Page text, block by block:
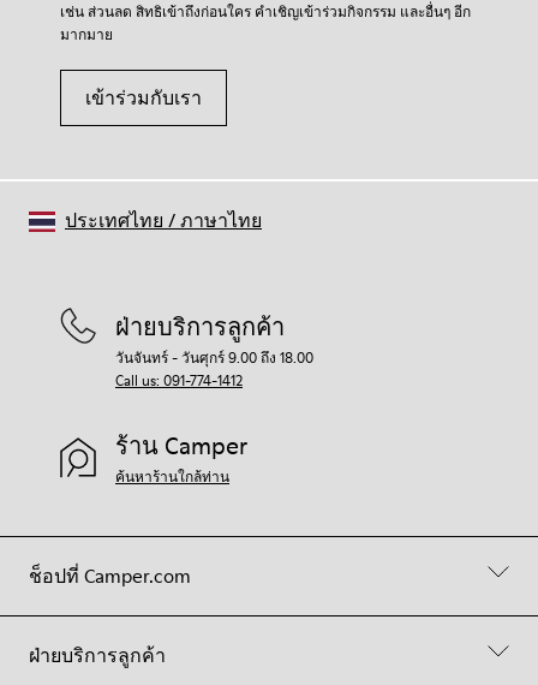
เช่น ส่วนลด สิทธิเข้าถึงก่อนใคร คำเชิญเข้าร่วมกิจกรรม และอื่นๆ อีก
มากมาย
เข้าร่วมกับเรา
ช็อปที่ Camper.com
ฝ่ายบริการลูกค้า
ฝ่ายบริการลูกค้า
วันจันทร์ - วันศุกร์ 9.00 ถึง 18.00
Call us: 091-774-1412
ร้าน Camper
ค้นหาร้านใกล้ท่าน
ประเทศไทย /ภาษาไทย